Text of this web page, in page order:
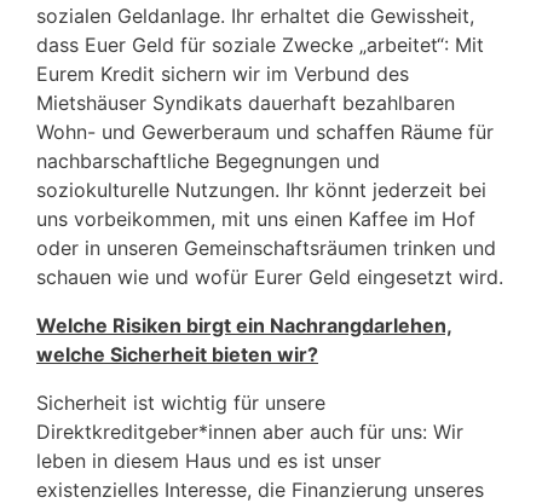
sozialen Geldanlage. Ihr erhaltet die Gewissheit,
dass Euer Geld für soziale Zwecke „arbeitet“: Mit
Eurem Kredit sichern wir im Verbund des
Mietshäuser Syndikats dauerhaft bezahlbaren
Wohn- und Gewerberaum und schaffen Räume für
nachbarschaftliche Begegnungen und
soziokulturelle Nutzungen. Ihr könnt jederzeit bei
uns vorbeikommen, mit uns einen Kaffee im Hof
oder in unseren Gemeinschaftsräumen trinken und
schauen wie und wofür Eurer Geld eingesetzt wird.
Welche Risiken birgt ein Nachrangdarlehen,
welche Sicherheit bieten wir?
Sicherheit ist wichtig für unsere
Direktkreditgeber*innen aber auch für uns: Wir
leben in diesem Haus und es ist unser
existenzielles Interesse, die Finanzierung unseres